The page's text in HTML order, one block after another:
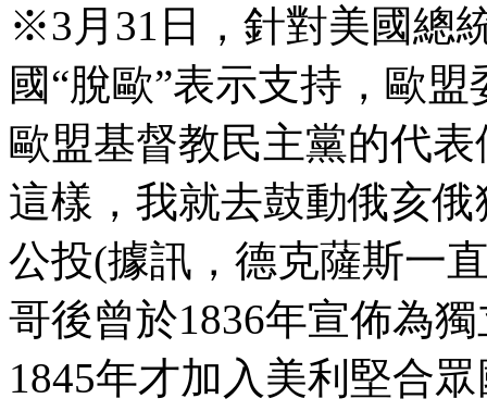
※3月31日，針對美國總
國“脫歐”表示支持，歐
歐盟基督教民主黨的代
這樣，我就去鼓動俄亥
公投(據訊，德克薩斯一
哥後曾於1836年宣佈為
1845年才加入美利堅合